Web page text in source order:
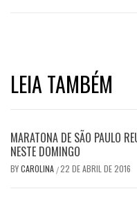
LEIA TAMBÉM
MARATONA DE SÃO PAULO
NESTE DOMINGO
BYCAROLINA /22 DE ABRIL DE 2016